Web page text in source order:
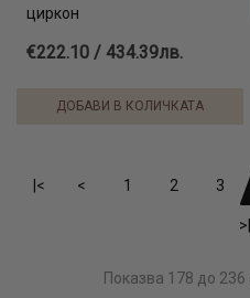
циркон
€222.10 / 434.39лв.
ДОБАВИ В КОЛИЧКАТА
|< < 1 2 3
>|
Показва 178 до